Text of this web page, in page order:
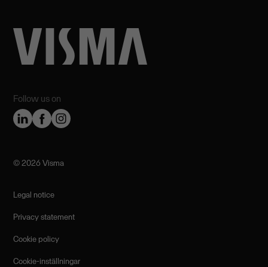
Follow us on
©️ 2026 Visma
Legal notice
Privacy statement
Cookie policy
Cookie-inställningar